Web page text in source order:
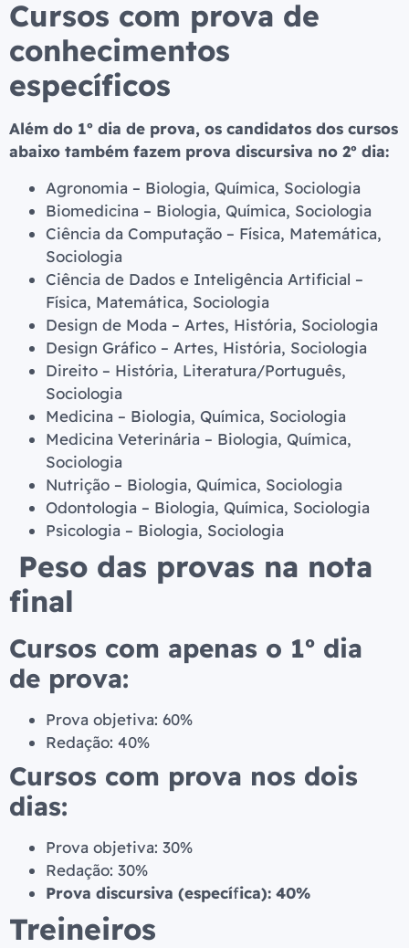
Cursos com prova de
conhecimentos
específicos
Além do 1º dia de prova, os candidatos dos cursos
abaixo também fazem prova discursiva no 2º dia:
Agronomia – Biologia, Química, Sociologia
Biomedicina – Biologia, Química, Sociologia
Ciência da Computação – Física, Matemática,
Sociologia
Ciência de Dados e Inteligência Artificial –
Física, Matemática, Sociologia
Design de Moda – Artes, História, Sociologia
Design Gráfico – Artes, História, Sociologia
Direito – História, Literatura/Português,
Sociologia
Medicina – Biologia, Química, Sociologia
Medicina Veterinária – Biologia, Química,
Sociologia
Nutrição – Biologia, Química, Sociologia
Odontologia – Biologia, Química, Sociologia
Psicologia – Biologia, Sociologia
Peso das provas na nota
final
Cursos com apenas o 1º dia
de prova:
Prova objetiva: 60%
Redação: 40%
Cursos com prova nos dois
dias:
Prova objetiva: 30%
Redação: 30%
Prova discursiva (específica): 40%
Treineiros